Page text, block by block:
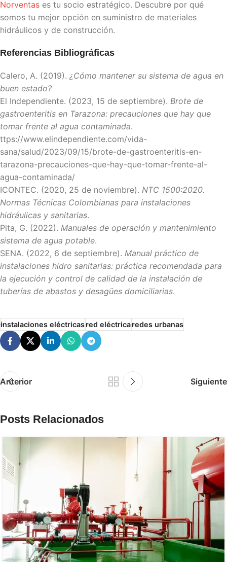
Norventas es tu socio estratégico. Descubre por qué
somos tu mejor opción en suministro de materiales
hidráulicos y de construcción.
Referencias Bibliográficas
Calero, A. (2019). ¿Cómo mantener su sistema de agua en
buen estado?
El Independiente. (2023, 15 de septiembre). Brote de
gastroenteritis en Tarazona: precauciones que hay que
tomar frente al agua contaminada.
ttps://www.elindependiente.com/vida-
sana/salud/2023/09/15/brote-de-gastroenteritis-en-
tarazona-precauciones-que-hay-que-tomar-frente-al-
agua-contaminada/
ICONTEC. (2020, 25 de noviembre). NTC 1500:2020.
Normas Técnicas Colombianas para instalaciones
hidráulicas y sanitarias.
Pita, G. (2022). Manuales de operación y mantenimiento
sistema de agua potable.
SENA. (2022, 6 de septiembre). Manual práctico de
instalaciones hidro sanitarias: práctica recomendada para
la ejecución y control de calidad de la instalación de
tuberías de abastos y desagües domiciliarias.
instalaciones eléctricasred eléctricaredes urbanas
Anterior Siguiente
Posts Relacionados